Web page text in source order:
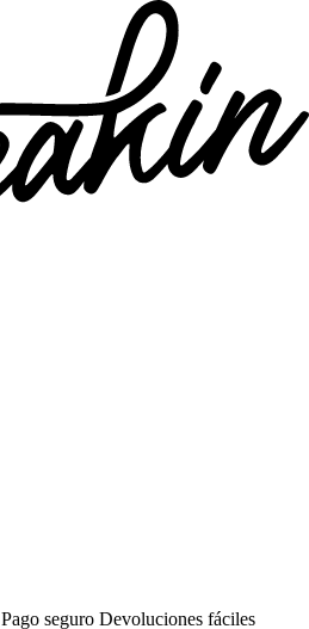
Pago seguro Devoluciones fáciles